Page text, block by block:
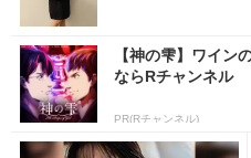
【神の雫】ワイン
ならRチャンネル
PR(Rチャンネル)